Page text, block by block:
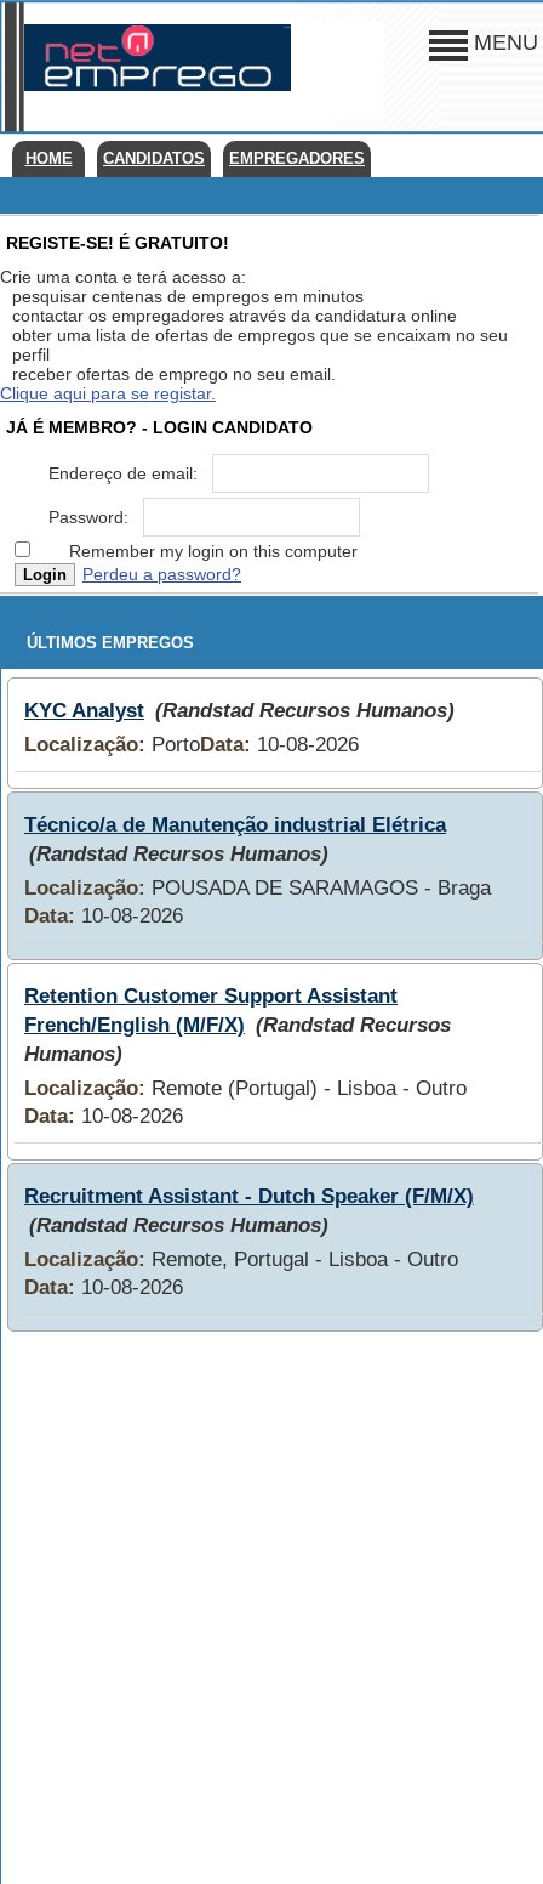
MENU
HOME CANDIDATOS EMPREGADORES
REGISTE-SE! É GRATUITO!
Crie uma conta e terá acesso a:
pesquisar centenas de empregos em minutos
contactar os empregadores através da candidatura online
obter uma lista de ofertas de empregos que se encaixam no seu
perfil
receber ofertas de emprego no seu email.
Clique aqui para se registar.
JÁ É MEMBRO? - LOGIN CANDIDATO
Endereço de email:
Password:
Remember my login on this computer
Perdeu a password?
ÚLTIMOS EMPREGOS
KYC Analyst (Randstad Recursos Humanos)
Localização: PortoData: 10-08-2026
Técnico/a de Manutenção industrial Elétrica
(Randstad Recursos Humanos)
Localização: POUSADA DE SARAMAGOS - Braga
Data: 10-08-2026
Retention Customer Support Assistant
French/English (M/F/X) (Randstad Recursos
Humanos)
Localização: Remote (Portugal) - Lisboa - Outro
Data: 10-08-2026
Recruitment Assistant - Dutch Speaker (F/M/X)
(Randstad Recursos Humanos)
Localização: Remote, Portugal - Lisboa - Outro
Data: 10-08-2026